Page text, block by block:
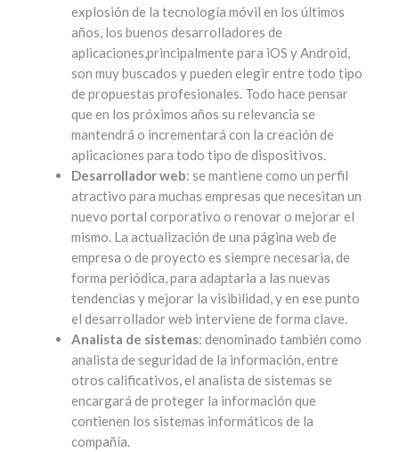
explosión de la tecnología móvil en los últimos
años, los buenos desarrolladores de
aplicaciones,principalmente para iOS y Android,
son muy buscados y pueden elegir entre todo tipo
de propuestas profesionales. Todo hace pensar
que en los próximos años su relevancia se
mantendrá o incrementará con la creación de
aplicaciones para todo tipo de dispositivos.
Desarrollador web: se mantiene como un perfil
atractivo para muchas empresas que necesitan un
nuevo portal corporativo o renovar o mejorar el
mismo. La actualización de una página web de
empresa o de proyecto es siempre necesaria, de
forma periódica, para adaptarla a las nuevas
tendencias y mejorar la visibilidad, y en ese punto
el desarrollador web interviene de forma clave.
Analista de sistemas: denominado también como
analista de seguridad de la información, entre
otros calificativos, el analista de sistemas se
encargará de proteger la información que
contienen los sistemas informáticos de la
compañía.